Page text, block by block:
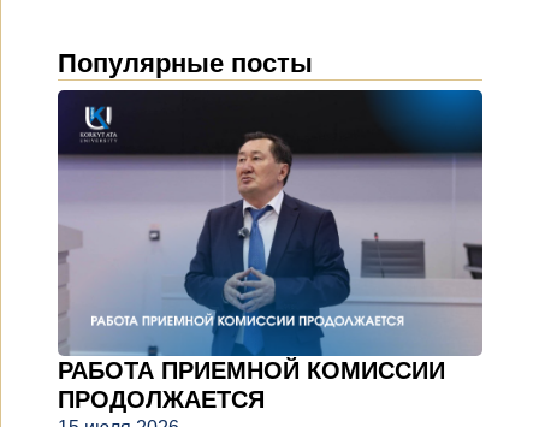
Популярные посты
РАБОТА ПРИЕМНОЙ КОМИССИИ
ПРОДОЛЖАЕТСЯ